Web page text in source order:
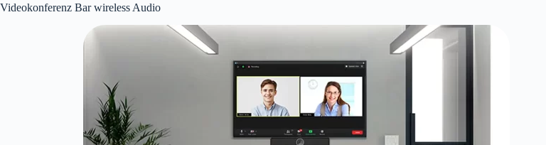
Videokonferenz Bar wireless Audio